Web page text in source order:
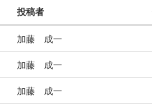
投稿者
加藤 成一
加藤 成一
加藤 成一